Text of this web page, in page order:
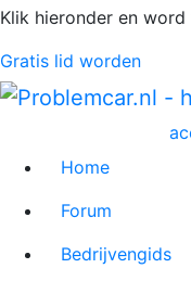
Klik hieronder en word
Gratis lid worden
Home
Forum
Bedrijvengids